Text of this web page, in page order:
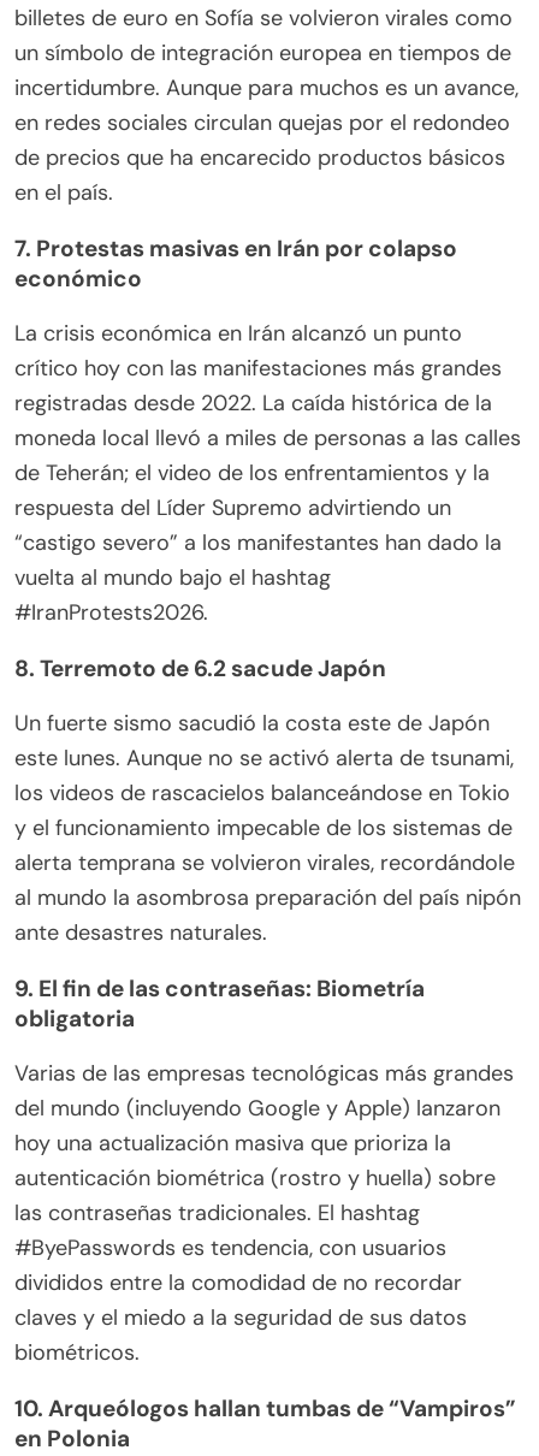
billetes de euro en Sofía se volvieron virales como
un símbolo de integración europea en tiempos de
incertidumbre. Aunque para muchos es un avance,
en redes sociales circulan quejas por el redondeo
de precios que ha encarecido productos básicos
en el país.
7. Protestas masivas en Irán por colapso
económico
La crisis económica en Irán alcanzó un punto
crítico hoy con las manifestaciones más grandes
registradas desde 2022. La caída histórica de la
moneda local llevó a miles de personas a las calles
de Teherán; el video de los enfrentamientos y la
respuesta del Líder Supremo advirtiendo un
“castigo severo” a los manifestantes han dado la
vuelta al mundo bajo el hashtag
#IranProtests2026.
8. Terremoto de 6.2 sacude Japón
Un fuerte sismo sacudió la costa este de Japón
este lunes. Aunque no se activó alerta de tsunami,
los videos de rascacielos balanceándose en Tokio
y el funcionamiento impecable de los sistemas de
alerta temprana se volvieron virales, recordándole
al mundo la asombrosa preparación del país nipón
ante desastres naturales.
9. El fin de las contraseñas: Biometría
obligatoria
Varias de las empresas tecnológicas más grandes
del mundo (incluyendo Google y Apple) lanzaron
hoy una actualización masiva que prioriza la
autenticación biométrica (rostro y huella) sobre
las contraseñas tradicionales. El hashtag
#ByePasswords es tendencia, con usuarios
divididos entre la comodidad de no recordar
claves y el miedo a la seguridad de sus datos
biométricos.
10. Arqueólogos hallan tumbas de “Vampiros”
en Polonia